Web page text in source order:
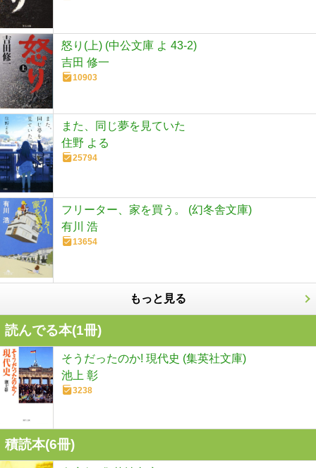
怒り(上) (中公文庫 よ 43-2)
吉田 修一
10903
また、同じ夢を見ていた
住野 よる
25794
フリーター、家を買う。 (幻冬舎文庫)
有川 浩
13654
もっと見る
読んでる本(1冊)
そうだったのか! 現代史 (集英社文庫)
池上 彰
3238
積読本(6冊)